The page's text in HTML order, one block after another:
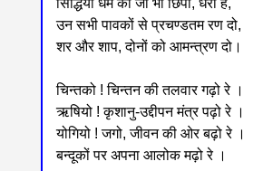
उन सभी पावकों से प्रचण्डतम रण दो,
शर और शाप, दोनों को आमन्त्रण दो।
चिन्तको ! चिन्तन की तलवार गढ़ो रे ।
ऋषियो ! कृशानु-उद्दीपन मंत्र पढ़ो रे ।
योगियो ! जगो, जीवन की ओर बढ़ो रे ।
बन्दूकों पर अपना आलोक मढ़ो रे ।